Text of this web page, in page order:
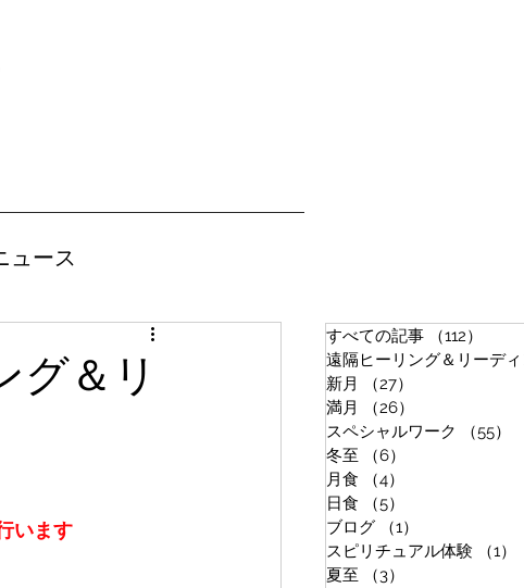
ュース
グ＆リ
います
すべての記事 （112）
遠隔ヒーリング＆リーデ
新月
（27）
満月
（26）
スペシャルワーク
（55）
冬至
（6）
月食
（4）
日食
（5）
ブログ
（1）
スピリチュアル体験
（1）
夏至
（3）